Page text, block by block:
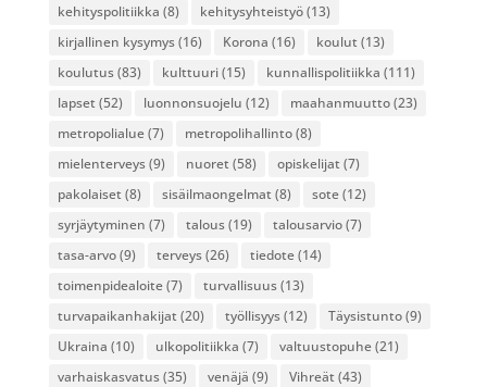
kehityspolitiikka (8) kehitysyhteistyö(13)
kirjallinen kysymys(16) Korona (16) koulut (13)
koulutus(83) kulttuuri(15) kunnallispolitiikka (111)
lapset (52) luonnonsuojelu (12) maahanmuutto(23)
metropolialue(7) metropolihallinto(8)
mielenterveys(9) nuoret (58) opiskelijat (7)
pakolaiset (8) sisäilmaongelmat (8) sote(12)
syrjäytyminen (7) talous(19) talousarvio(7)
tasa-arvo(9) terveys(26) tiedote(14)
toimenpidealoite(7) turvallisuus(13)
turvapaikanhakijat (20) työllisyys(12) Täysistunto(9)
Ukraina (10) ulkopolitiikka (7) valtuustopuhe(21)
varhaiskasvatus(35) venäjä (9) Vihreät (43)